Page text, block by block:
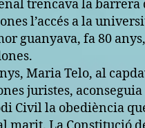
trencava la barrera
l’accés a la
guanyava, fa 80
Maria Telo, al
juristes, aconseguia
Civil la obediència